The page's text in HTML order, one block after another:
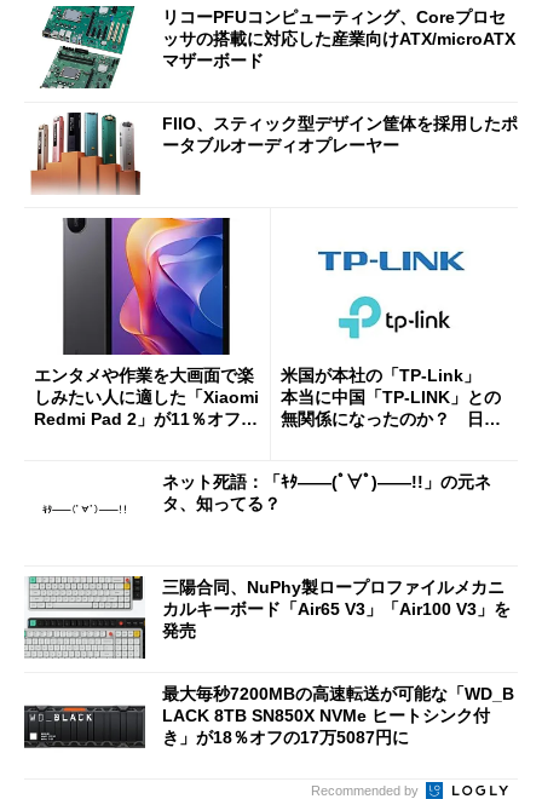
リコーPFUコンピューティング、Coreプロセ
ッサの搭載に対応した産業向けATX/microATX
マザーボード
FIIO、スティック型デザイン筐体を採用したポ
ータブルオーディオプレーヤー
エンタメや作業を大画面で楽
しみたい人に適した「Xiaomi
Redmi Pad 2」が11％オフの
米国が本社の「TP-Link」
本当に中国「TP-LINK」との
無関係になったのか？ 日本
ネット死語：「ｷﾀ――(ﾟ∀ﾟ)――!!」の元ネ
タ、知ってる？
三陽合同、NuPhy製ロープロファイルメカニ
カルキーボード「Air65 V3」「Air100 V3」を
発売
最大毎秒7200MBの高速転送が可能な「WD_B
LACK 8TB SN850X NVMe ヒートシンク付
き」が18％オフの17万5087円に
Recommended by